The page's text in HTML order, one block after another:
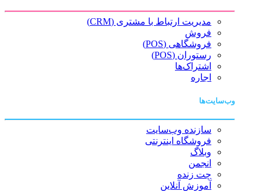
مدیریت ارتباط با مشتری (CRM)
فروش
فروشگاهی (POS)
رستوران (POS)
اشتراک‌ها
اجاره
وب‌سایت‌ها
سازنده وب‌سایت
فروشگاه اینترنتی
وبلاگ
انجمن
چت زنده
آموزش آنلاین